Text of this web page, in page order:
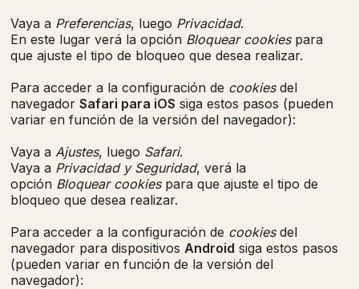
Vaya a Preferencias, luego Privacidad.
En este lugar verá la opción Bloquear cookiespara
que ajuste el tipo de bloqueo que desea realizar.
Para acceder a la configuración de cookiesdel
navegadorSafari para iOS siga estos pasos (pueden
variar en función de la versión del navegador):
Vaya a Ajustes, luego Safari.
Vaya a Privacidad y Seguridad, verá la
opción Bloquear cookiespara que ajuste el tipo de
bloqueo que desea realizar.
Para acceder a la configuración de cookiesdel
navegador para dispositivos Android siga estos pasos
(pueden variar en función de la versión del
navegador):